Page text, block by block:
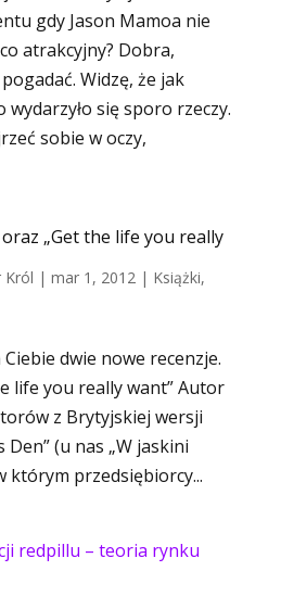
gdy Jason Mamoa nie
atrakcyjny? Dobra,
Widzę, że jak
wydarzyło się sporo rzeczy.
sobie w oczy,
oraz „Get the life you really
Król | mar 1, 2012| Książki,
dwie nowe recenzje.
life you really want” Autor
z Brytyjskiej wersji
Den” (u nas „W jaskini
którym przedsiębiorcy...